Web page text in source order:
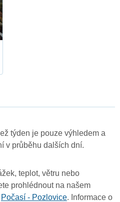
týden je pouze výhledem a
v průběhu dalších dní.
teplot, větru nebo
prohlédnout na našem
Počasí - Pozlovice. Informace o